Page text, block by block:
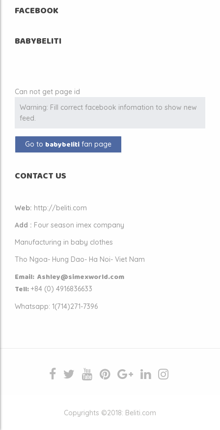
FACEBOOK
BABYBELITI
Can not get page id
Warning: Fill correct facebook infomation to show new
feed.
Go to babybeliti fan page
CONTACT US
Web: http://beliti.com
Add : Four season imex company
Manufacturing in baby clothes
Tho Ngoa- Hung Dao- Ha Noi- Viet Nam
Email: Ashley@simexworld.com
Tell:+84 (0) 4916836633
Whatsapp: 1(714)271-7396
Copyrights ©2018: Beliti.com